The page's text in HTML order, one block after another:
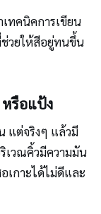
ทคนิคการเขียน
ช่วยให้สีอยู่ทนขึ้น
รือแป้ง
แต่จริงๆ แล้วมี
เวณคิ้วมีความมัน
เกาะได้ไม่ดีและ